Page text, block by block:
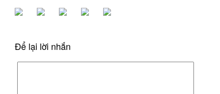
Để lại lời nhắn